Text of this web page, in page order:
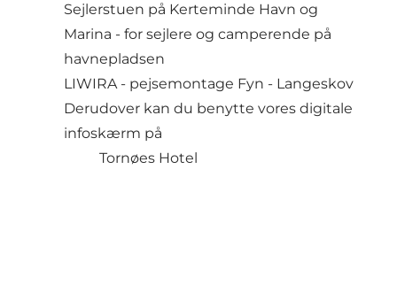
Sejlerstuen på Kerteminde Havn og
Marina - for sejlere og camperende på
havnepladsen
LIWIRA - pejsemontage Fyn - Langeskov
Derudover kan du benytte vores digitale
infoskærm på
Tornøes Hotel